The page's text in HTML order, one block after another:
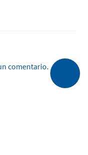
comentario.